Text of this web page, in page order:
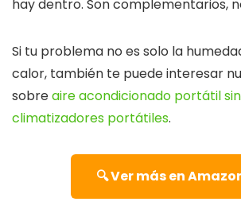
hay dentro. Son complementarios,
Si tu problema no es solo la
calor, también te puede interesar
sobreaire acondicionado portátil
climatizadores portátiles.
🔍 Ver más en